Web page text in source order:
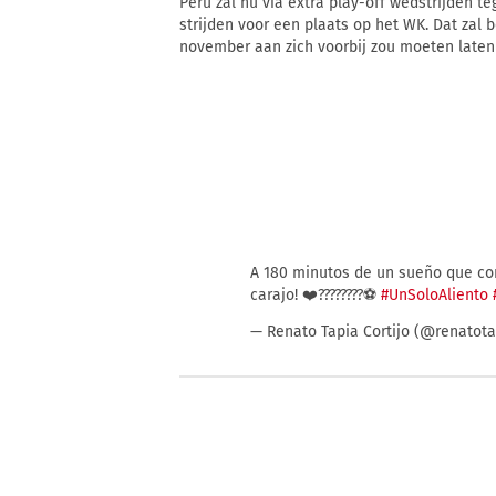
strijden voor een plaats op het WK. Dat zal
november aan zich voorbij zou moeten
A 180 minutos de un sueño que
carajo! ❤️????????⚽️#UnSoloAliento
— Renato Tapia Cortijo